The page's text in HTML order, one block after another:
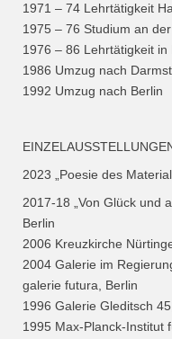
1971 – 74 Lehrtätigkeit
1975 – 76 Studium an
1976 – 86 Lehrtätigkeit in
1986 Umzug nach
1992 Umzug nach Berlin
2023 „Poesie des
2017-18 „Von Glück und
Berlin
2006 Kreuzkirche
2004 Galerie im
galerie futura, Berlin
1996 Galerie Gleditsch
1995 Max-Planck-Institut